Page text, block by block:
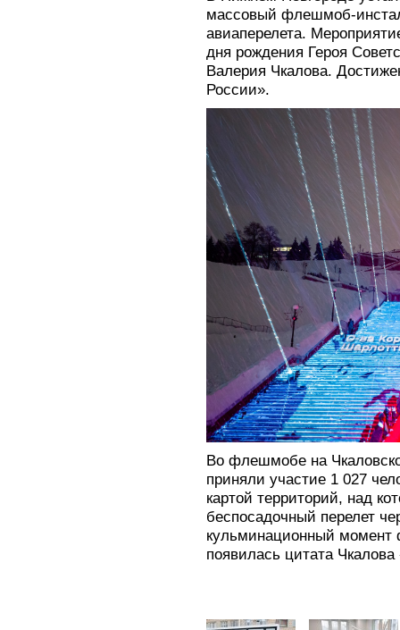
массовый флешмоб-
авиаперелета.
дня рождения Героя
Валерия Чкалова.
России».
Во флешмобе на
приняли участие 1 027
картой территорий, над
беспосадочный перелет
кульминационный
появилась цитата